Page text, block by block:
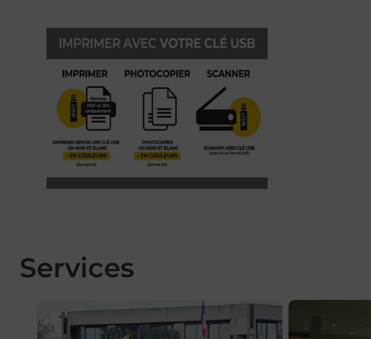
Services
En savoir plus